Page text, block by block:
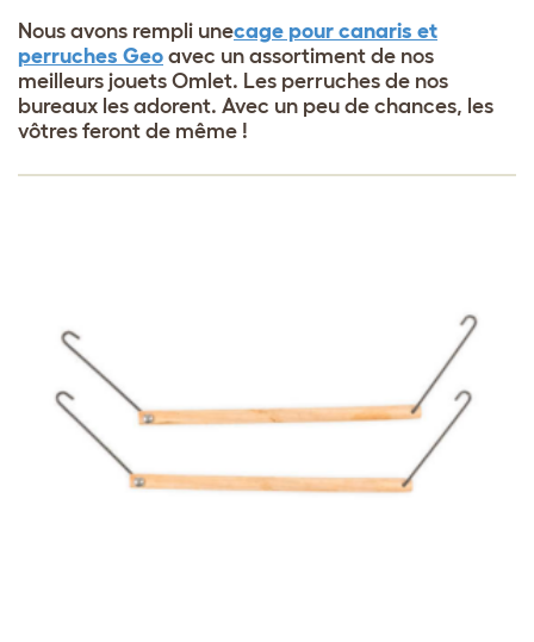
Nous avons rempli unecage pour canaris et
perruches Geo avec un assortiment de nos
meilleurs jouets Omlet. Les perruches de nos
bureaux les adorent. Avec un peu de chances, les
vôtres feront de même !